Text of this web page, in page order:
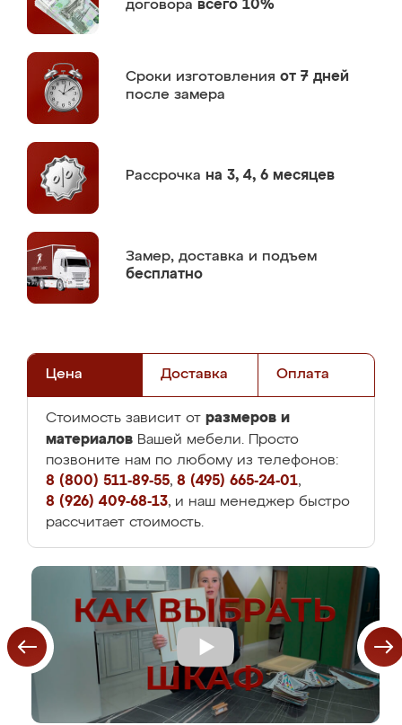
договора всего 10%
Сроки изготовления от 7 дней
после замера
Рассрочка на 3, 4, 6 месяцев
Замер, доставка и подъем
бесплатно
Цена Доставка Оплата
Стоимость зависит от размеров и
материалов Вашей мебели. Просто
позвоните нам по любому из телефонов:
8 (800) 511-89-55, 8 (495) 665-24-01,
8 (926) 409-68-13, и наш менеджер быстро
рассчитает стоимость.